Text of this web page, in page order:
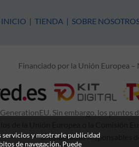
INICIO | TIENDA | SOBRE
Financiado por la Unión Europea
Sin embargo, los puntos
consideradas responsables
servicios y mostrarle publicidad
de navegación. Puede